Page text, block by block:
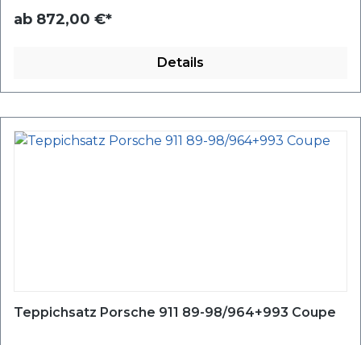
ab 872,00 €*
Details
Teppichsatz Porsche 911 89-98/964+993 Coupe